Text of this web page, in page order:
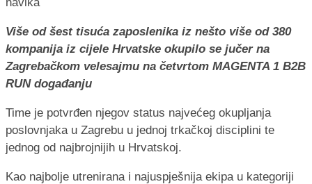
Više od šest tisuća zaposlenika iz nešto više od 380
kompanija iz cijele Hrvatske okupilo se jučer na
Zagrebačkom velesajmu na četvrtom MAGENTA 1 B2B
RUN događanju
Time je potvrđen njegov status najvećeg okupljanja
poslovnjaka u Zagrebu u jednoj trkačkoj disciplini te
jednog od najbrojnijih u Hrvatskoj.
Kao najbolje utrenirana i najuspješnija ekipa u kategoriji